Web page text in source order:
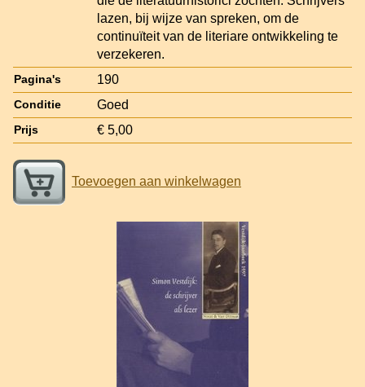
lazen, bij wijze van spreken, om de
continuïteit van de literiare ontwikkeling te
verzekeren.
Pagina's 190
Conditie Goed
Prijs € 5,00
Toevoegen aan winkelwagen